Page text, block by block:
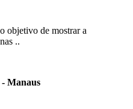
objetivo de mostrar a
..
Manaus